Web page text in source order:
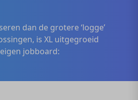
dan de grotere ‘logge’
is XL uitgegroeid
jobboard: